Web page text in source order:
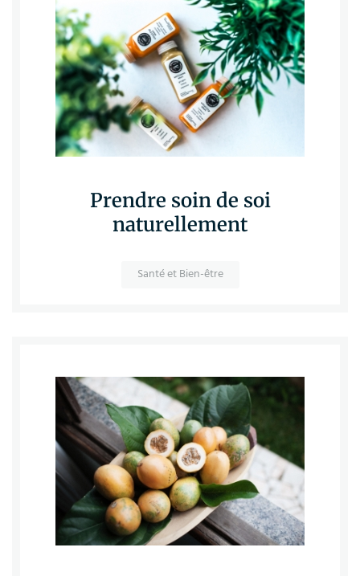
Prendre soin de soi
naturellement
Santé et Bien-être